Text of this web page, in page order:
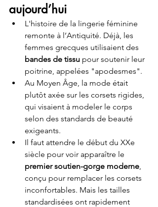
aujourd’hui
L'histoire de la lingerie féminine
remonte à l’Antiquité. Déjà, les
femmes grecques utilisaient des
bandes de tissu pour soutenir leur
poitrine, appelées "apodesmes".
Au Moyen Âge, la mode était
plutôt axée sur les corsets rigides,
qui visaient à modeler le corps
selon des standards de beauté
exigeants.
Il faut attendre le début du XXe
siècle pour voir apparaître le
premier soutien-gorge moderne
conçu pour remplacer les corsets
inconfortables. Mais les tailles
standardisées ont rapidement